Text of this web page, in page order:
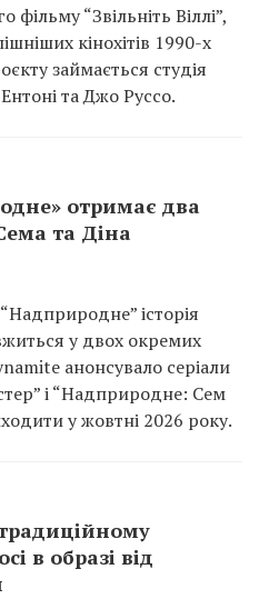
“Звільніть Віллі”,
кінохітів 1990-х
займається студія
та Джо Руссо.
отримає два
та Діна
історія
у двох окремих
анонсувало серіали
і “Надприродне: Сем
у жовтні 2026 року.
в образі від